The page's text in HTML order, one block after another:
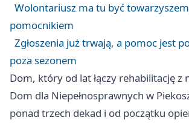
Wolontariusz ma tu być
pomocnikiem
Zgłoszenia już trwają, a pomoc jest
poza sezonem
Dom, który od lat łączy rehabilitację z
Dom dla Niepełnosprawnych w
ponad trzech dekad i od początku